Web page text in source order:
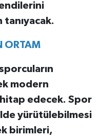
ORTAM
modern
edecek. Spor
yürütülebilmesi
birimleri,